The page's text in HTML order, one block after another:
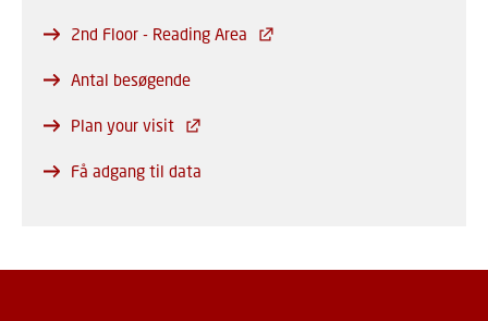
2nd Floor - Reading Area
Antal besøgende
Plan your visit
Få adgang til data